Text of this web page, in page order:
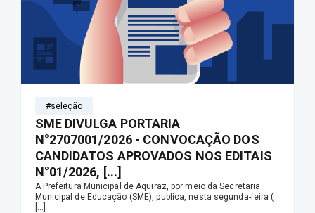
#seleção
SME DIVULGA PORTARIA
N°2707001/2026 - CONVOCAÇÃO DOS
CANDIDATOS APROVADOS NOS EDITAIS
N°01/2026, [...]
A Prefeitura Municipal de Aquiraz, por meio da Secretaria
Municipal de Educação (SME), publica, nesta segunda-feira (
[...]